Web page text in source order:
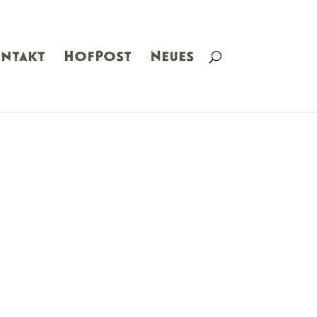
HofPost Neues